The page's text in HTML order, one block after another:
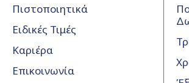
Πιστοποιητικά
Ειδικές Τιμές
Καριέρα
Επικοινωνία